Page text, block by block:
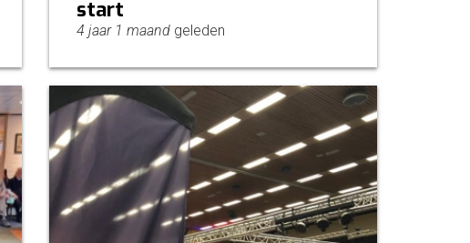
start
4 jaar 1 maandgeleden